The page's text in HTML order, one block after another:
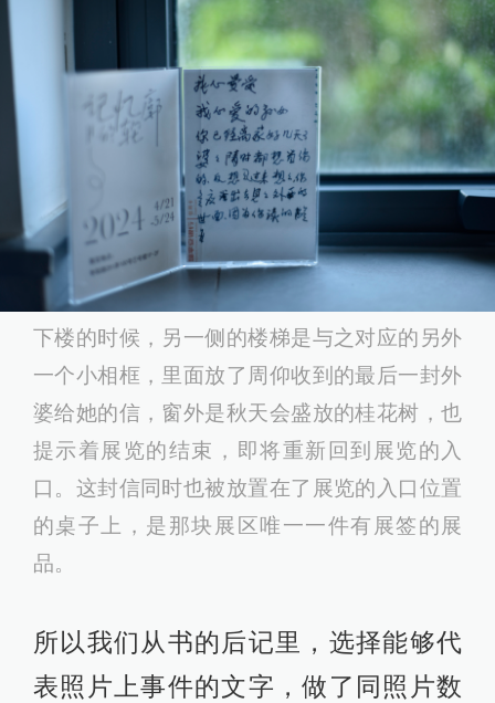
下楼的时候，另一侧的楼梯是与之对应的另外
一个小相框，里面放了周仰收到的最后一封外
婆给她的信，窗外是秋天会盛放的桂花树，也
提示着展览的结束，即将重新回到展览的入
口。这封信同时也被放置在了展览的入口位置
的桌子上，是那块展区唯一一件有展签的展
品。
所以我们从书的后记里，选择能够代
表照片上事件的文字，做了同照片数